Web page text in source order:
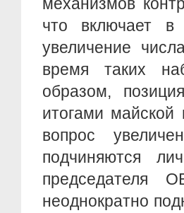
что включает в
увеличение
время таких
образом,
итогами
вопрос
подчиняются
председателя
неоднократно